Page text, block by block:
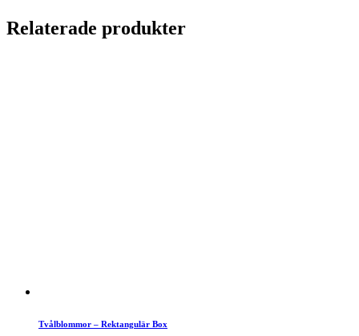
Relaterade produkter
Tvålblommor – Rektangulär Box